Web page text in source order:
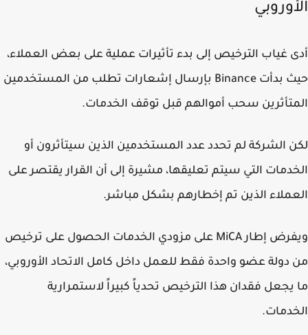
غياب الترخيص إلى بدء تأثيرات عملية على بعض العملاء،
حيث بدأت Binance بإرسال إشعارات تطلب من المستخدمين
سحب أموالهم قبل توقف الخدمات.
الشركة لم تحدد عدد المستخدمين الذين سيتأثرون أو
التي سيتم تعليقها، مشيرة إلى أن القرار يقتصر على
الذين تم إخطارهم بشكل مباشر.
ويفرض إطار MiCA على مزودي الخدمات الحصول على ترخيص
دولة عضو واحدة فقط للعمل داخل كامل الاتحاد الأوروبي،
يجعل فقدان هذا الترخيص تحدياً كبيراً لاستمرارية